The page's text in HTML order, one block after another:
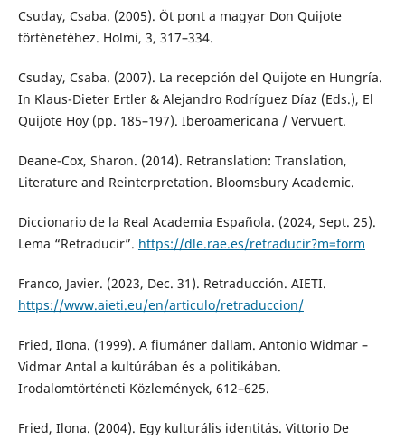
Csuday, Csaba. (2005). Öt pont a magyar Don Quijote
történetéhez. Holmi, 3, 317–334.
Csuday, Csaba. (2007). La recepción del Quijote en Hungría.
In Klaus-Dieter Ertler & Alejandro Rodríguez Díaz (Eds.), El
Quijote Hoy (pp. 185–197). Iberoamericana / Vervuert.
Deane-Cox, Sharon. (2014). Retranslation: Translation,
Literature and Reinterpretation. Bloomsbury Academic.
Diccionario de la Real Academia Española. (2024, Sept. 25).
Lema “Retraducir”. https://dle.rae.es/retraducir?m=form
Franco, Javier. (2023, Dec. 31). Retraducción. AIETI.
https://www.aieti.eu/en/articulo/retraduccion/
Fried, Ilona. (1999). A fiumáner dallam. Antonio Widmar –
Vidmar Antal a kultúrában és a politikában.
Irodalomtörténeti Közlemények, 612–625.
Fried, Ilona. (2004). Egy kulturális identitás. Vittorio De